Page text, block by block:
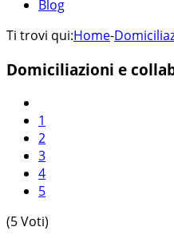
Blog
Ti trovi qui:Home-
Domiciliazioni e
1
2
3
4
5
(5 Voti)